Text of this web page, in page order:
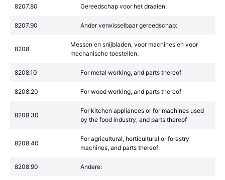
8207.80 Gereedschap voor het draaien:
8207.90 Ander verwisselbaar gereedschap:
8208
Messen en snijbladen, voor machines en voor
mechanische toestellen:
8208.10 For metal working, and parts thereof
8208.20 For wood working, and parts thereof
8208.30
For kitchen appliances or for machines used
by the food industry, and parts thereof
8208.40
For agricultural, horticultural or forestry
machines, and parts thereof:
8208.90 Andere: